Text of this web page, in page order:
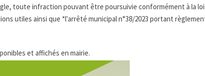
toute infraction pouvant être poursuivie conformément à la loi.
utiles ainsi que *l'arrêté municipal n°38/2023 portant
et affichés en mairie.